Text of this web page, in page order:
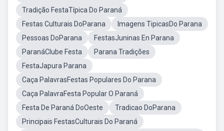
Tradição FestaTípica Do Paraná
Festas Culturais DoParana
Imagens TipicasDo Parana
Pessoas DoParana
FestasJuninas En Parana
ParanáClube Festa
Parana Tradições
FestaJapura Parana
Caça PalavrasFestas Populares Do Parana
Caça PalavraFesta Popular O Paraná
Festa De Paraná DoOeste
Tradicao DoParana
Principais FestasCulturais Do Paraná